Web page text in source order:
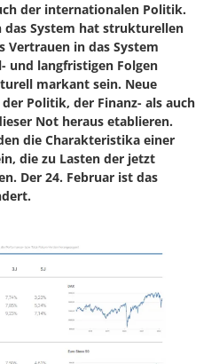
der internationalen Politik.
das System hat strukturellen
Vertrauen in das System
und langfristigen Folgen
markant sein. Neue
Politik, der Finanz- als auch
Not heraus etablieren.
die Charakteristika einer
die zu Lasten der jetzt
Der 24. Februar ist das